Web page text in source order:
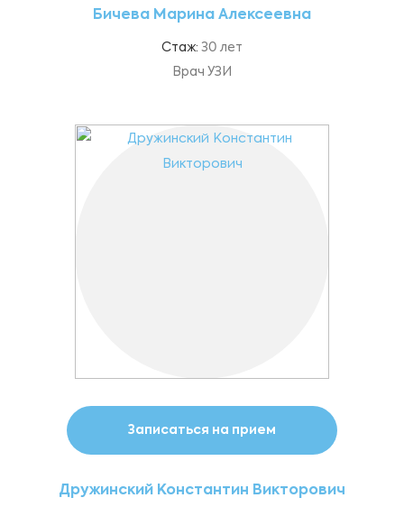
Бичева Марина Алексеевна
Стаж: 30 лет
Врач УЗИ
Записаться на прием
Дружинский Константин Викторович